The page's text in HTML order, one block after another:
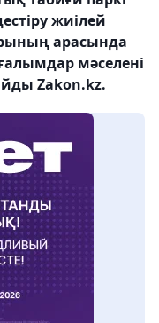
жиілей
арасында
мәселені
Zakon.kz.